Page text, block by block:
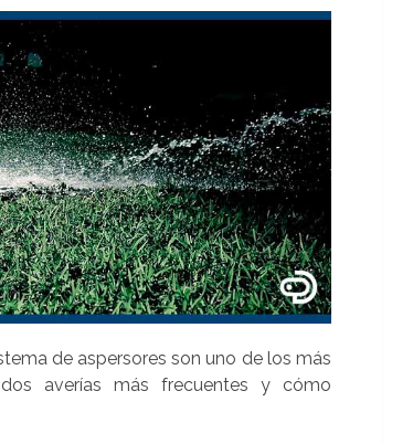
de aspersores son uno de los más
averías más frecuentes y cómo